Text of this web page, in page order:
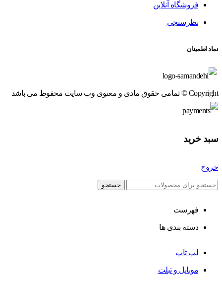
فروشگاه آنلاین
نظرسنجی
نماد اطمینان
Copyright © تمامی حقوق مادی و معنوی وب سایت محفوظ می باشد
سبد خرید
خروج
جستجو
فهرست
دسته بندی ها
لپ تاپ
موبایل و تبلت